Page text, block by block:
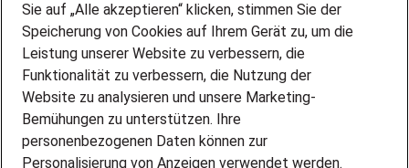
DEINE LEBENSSITUATION
PARTNERSHIP WITH AIRBUS
INITIATIV BEWERBEN
ÜBER UNS
STANDORTE
Sie auf „Alle akzeptieren“ klicken, stimmen Sie der
Speicherung von Cookies auf Ihrem Gerät zu, um die
Leistung unserer Website zu verbessern, die
Funktionalität zu verbessern, die Nutzung der
Website zu analysieren und unsere Marketing-
Bemühungen zu unterstützen. Ihre
personenbezogenen Daten können zur
Personalisierung von Anzeigen verwendet werden.